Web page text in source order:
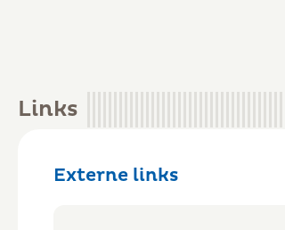
Links
Externe links